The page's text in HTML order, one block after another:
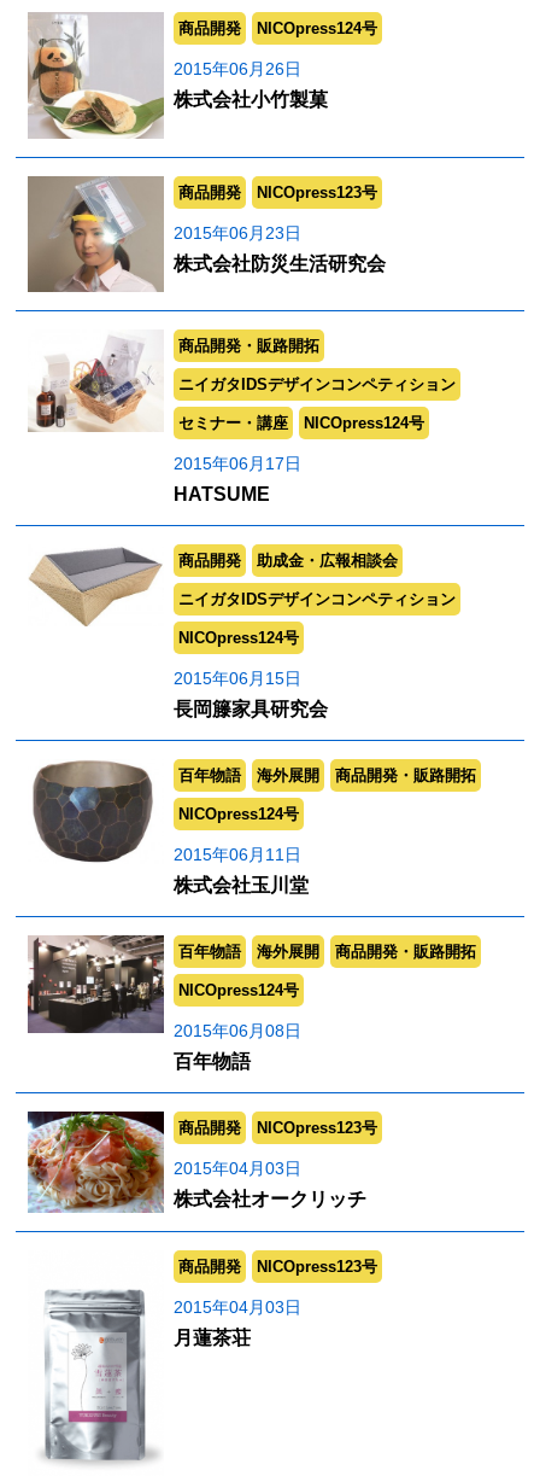
商品開発 NICOpress124号
2015年06月26日
株式会社小竹製菓
商品開発 NICOpress123号
2015年06月23日
株式会社防災生活研究会
商品開発・販路開拓
ニイガタIDSデザインコンペティション
セミナー・講座 NICOpress124号
2015年06月17日
HATSUME
商品開発 助成金・広報相談会
ニイガタIDSデザインコンペティション
NICOpress124号
2015年06月15日
長岡籐家具研究会
百年物語 海外展開 商品開発・販路開拓
NICOpress124号
2015年06月11日
株式会社玉川堂
百年物語 海外展開 商品開発・販路開拓
NICOpress124号
2015年06月08日
百年物語
商品開発 NICOpress123号
2015年04月03日
株式会社オークリッチ
商品開発 NICOpress123号
2015年04月03日
月蓮茶荘